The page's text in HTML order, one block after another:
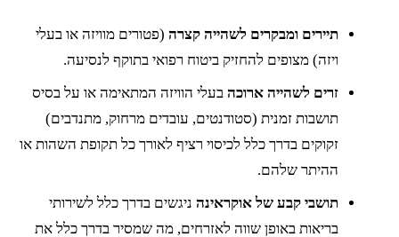
תיירים ומבקרים לשהייה קצרה(פטורים מוויזה או בעלי
ויזה) מצופים להחזיק ביטוח רפואי בתוקף לנסיעה.
זרים לשהייה ארוכהבעלי הוויזה המתאימה או על בסיס
תושבות זמנית (סטודנטים, עובדים מרחוק, מתנדבים)
זקוקים בדרך כלל לכיסוי רציף לאורך כל תקופת השהות או
ההיתר שלהם.
תושבי קבע של אוקראינהניגשים בדרך כלל לשירותי
בריאות באופן שווה לאזרחים, מה שמסיר בדרך כלל את